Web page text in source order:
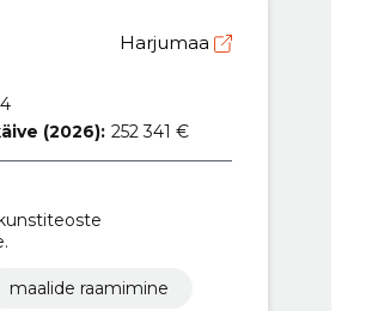
Harjumaa
4
(2026): 252 341 €
maalide raamimine